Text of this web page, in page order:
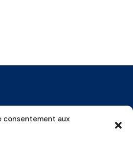
consentement aux